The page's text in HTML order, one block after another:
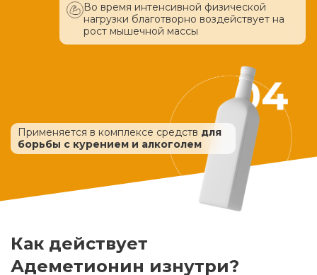
Во время интенсивной физической
нагрузки благотворно воздействует на
рост мышечной массы
Применяется в комплексе средств для
борьбы с курением и алкоголем
Как действует
Адеметионин изнутри?